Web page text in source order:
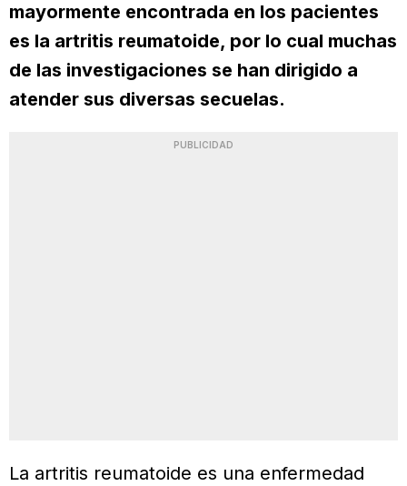
mayormente encontrada en los pacientes
es la artritis reumatoide, por lo cual muchas
de las investigaciones se han dirigido a
atender sus diversas secuelas.
PUBLICIDAD
La artritis reumatoide es una enfermedad